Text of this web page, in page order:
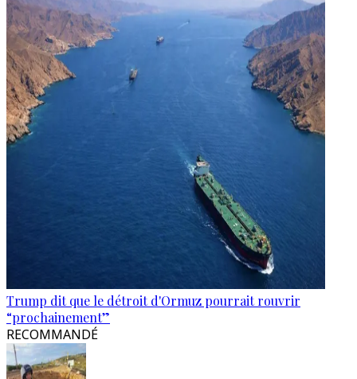
Trump dit que le détroit d'Ormuz pourrait rouvrir
“prochainement”
RECOMMANDÉ